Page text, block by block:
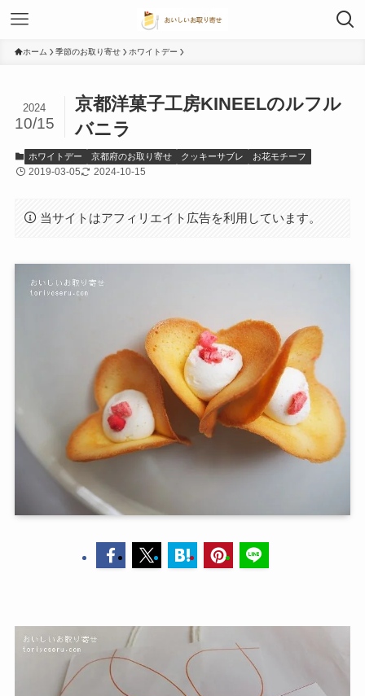
ホーム 季節のお取り寄せ ホワイトデー
京都洋菓子工房KINEELのルフル
バニラ
2024
10/15
ホワイトデー 京都府のお取り寄せ クッキーサブレ お花モチーフ
2019-03-05 2024-10-15
当サイトはアフィリエイト広告を利用しています。